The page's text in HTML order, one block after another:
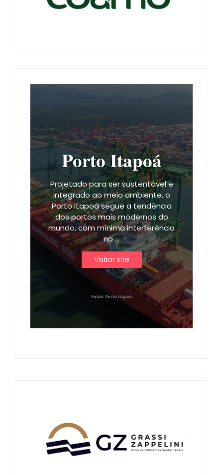
Porto Itapoá
Projetado para ser sustentável e
integrado ao meio ambiente, o
Porto Itapoá segue a tendência
dos portos mais modernos do
mundo, com mínima interferência
no ...
Visitar site